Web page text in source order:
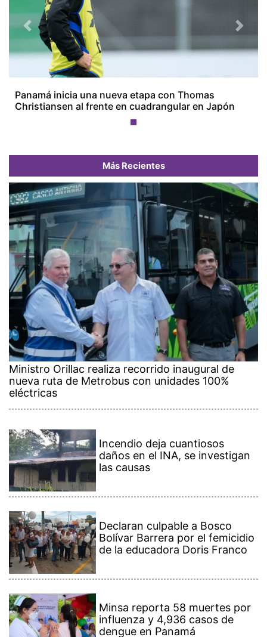
Panamá inicia una nueva etapa con Thomas
Christiansen al frente en cuadrangular en Japón
Previous Next
Más Recientes
Ministro Orillac realiza recorrido inaugural de
nueva ruta de Metrobus con unidades 100%
eléctricas
Incendio deja cuantiosos
daños en el INA, se investigan
las causas
Declaran culpable a Bosco
Bolívar Barrera por el femicidio
de la educadora Doris Franco
Minsa reporta 58 muertes por
influenza y 4,936 casos de
dengue en Panamá